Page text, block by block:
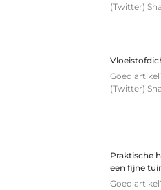
(Twitter)
Goed
(Twitter)
Praktische
een fijne
Goed